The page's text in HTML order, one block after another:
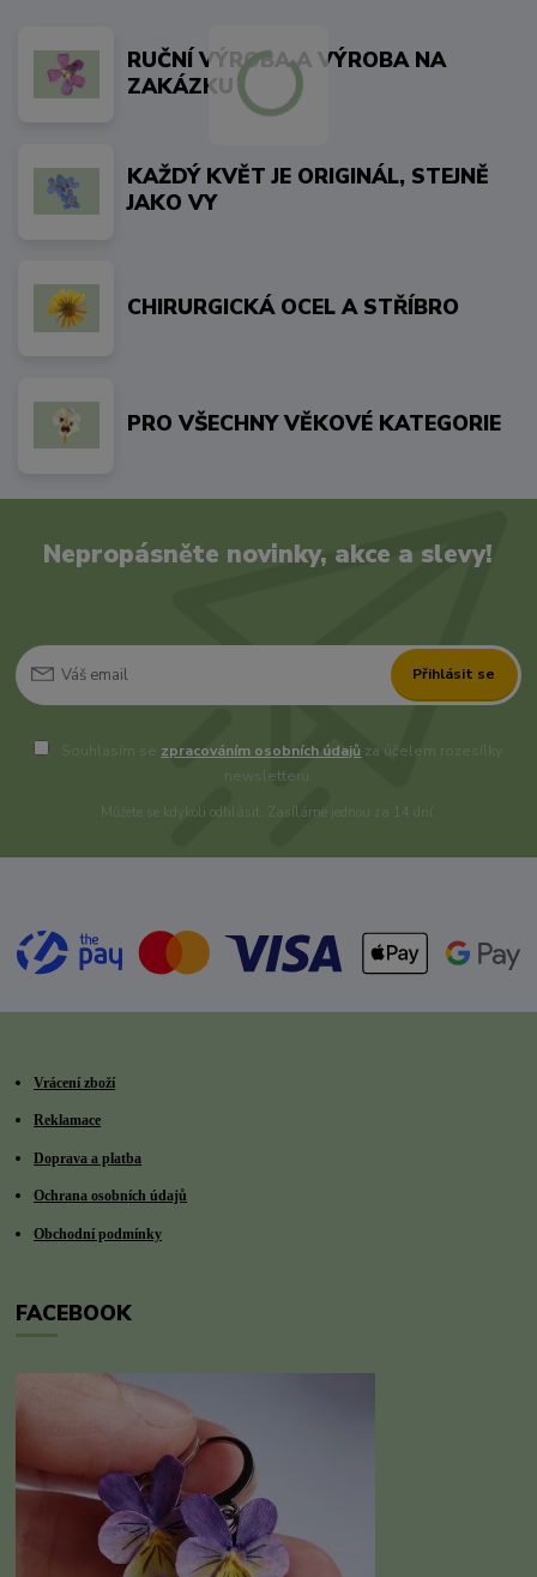
RUČNÍ VÝROBA A VÝROBA NA
ZAKÁZKU
KAŽDÝ KVĚT JE ORIGINÁL, STEJNĚ
JAKO VY
CHIRURGICKÁ OCEL A STŘÍBRO
PRO VŠECHNY VĚKOVÉ KATEGORIE
Nepropásněte novinky, akce a slevy!
Přihlásit se
Souhlasím se zpracováním osobních údajů za účelem rozesílky
newsletteru.
Můžete se kdykoli odhlásit. Zasíláme jednou za 14 dní.
Vrácení zboží
Reklamace
Doprava a platba
Ochrana osobních údajů
Obchodní podmínky
FACEBOOK